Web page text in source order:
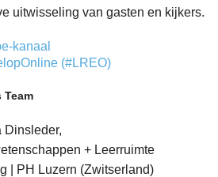
uitwisseling van gasten en kijkers.
kanaal
(#LREO)
Dinsleder,
+ Leerruimte
| PH Luzern (Zwitserland)